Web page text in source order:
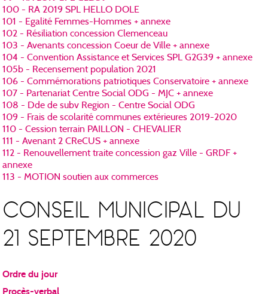
100 - RA 2019 SPL HELLO DOLE
101 - Egalité Femmes-Hommes + annexe
102 - Résiliation concession Clemenceau
103 - Avenants concession Coeur de Ville + annexe
104 - Convention Assistance et Services SPL G2G39 + annexe
105b - Recensement population 2021
106 - Commémorations patriotiques Conservatoire + annexe
107 - Partenariat Centre Social ODG - MJC + annexe
108 - Dde de subv Region - Centre Social ODG
109 - Frais de scolarité communes extérieures 2019-2020
110 - Cession terrain PAILLON - CHEVALIER
111 - Avenant 2 CReCUS + annexe
112 - Renouvellement traite concession gaz Ville - GRDF +
annexe
113 - MOTION soutien aux commerces
CONSEIL MUNICIPAL DU
21 SEPTEMBRE 2020
Ordre du jour
Procès-verbal